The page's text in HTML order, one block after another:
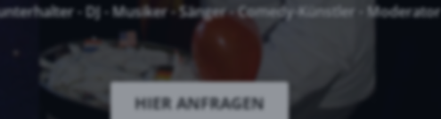
- DJ - Musiker - Sänger - Comedy-Künstler - Moderator
HIER ANFRAGEN